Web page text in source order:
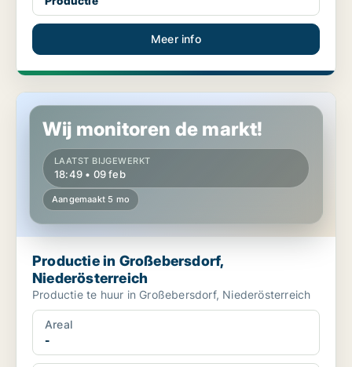
Meer info
Productie in Großebersdorf, Niederösterreich
Wij monitoren de markt!
LAATST BIJGEWERKT
18:49 • 09 feb
Aangemaakt 5 mo
Productie in Großebersdorf,
Niederösterreich
Productie te huur in Großebersdorf, Niederösterreich
Areal
-